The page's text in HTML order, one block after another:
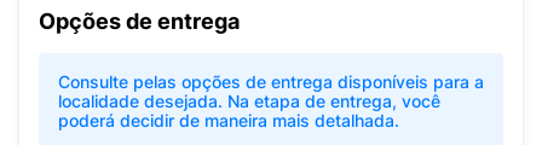
Opções de entrega
Consulte pelas opções de entrega disponíveis para a
localidade desejada. Na etapa de entrega, você
poderá decidir de maneira mais detalhada.